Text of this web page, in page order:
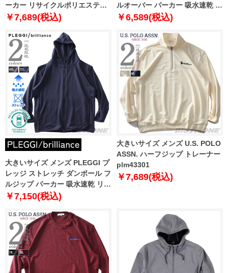
ーカー リサイクルポリエステル
使用 64-11572-2
￥7,689(税込)
ルオーバー パーカー 吸水速乾 リ
サイクルポリエステル使用 64-
￥6,589(税込)
大きいサイズ メンズ PLEGGI プ
レッジ ストレッチ ダンボール フ
ルジップ パーカー 吸水速乾 リサ
イクルポリエステル使用 64-
￥7,150(税込)
大きいサイズ メンズ U.S. POLO
ASSN. ハーフジップ トレーナー
plm43301
￥7,689(税込)